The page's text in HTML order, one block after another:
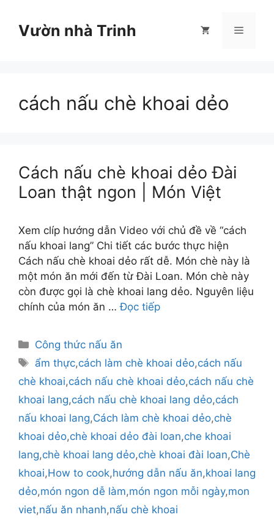
Vườn nhà Trinh Menu
cách nấu chè khoai dẻo
Cách nấu chè khoai dẻo Đài
Loan thật ngon | Món Việt
Xem clíp hướng dẫn Video với chủ đề về “cách
nấu khoai lang” Chi tiết các bước thực hiện
Cách nấu chè khoai dẻo rất dễ. Món chè này là
một món ăn mới đến từ Đài Loan. Món chè này
còn được gọi là chè khoai lang dẻo. Nguyên liệu
chính của món ăn …Đọc tiếp
Danh
mục
Công thức nấu ăn
Thẻ
ẩm thực,cách làm chè khoai dẻo,cách nấu
chè khoai,cách nấu chè khoai dẻo,cách nấu chè
khoai lang,cách nấu chè khoai lang dẻo,cách
nấu khoai lang,Cách làm chè khoai dẻo,chè
khoai dẻo,chè khoai dẻo đài loan,che khoai
lang,chè khoai lang dẻo,chè khoai đài loan,Chè
khoai,How to cook,hướng dẫn nấu ăn,khoai lang
dẻo,món ngon dễ làm,món ngon mỗi ngày,mon
viet,nấu ăn nhanh,nấu chè khoai